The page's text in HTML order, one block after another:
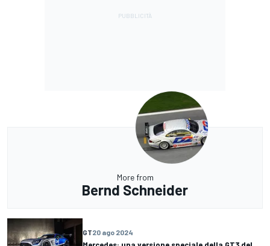
More from
Bernd Schneider
GT20 ago 2024